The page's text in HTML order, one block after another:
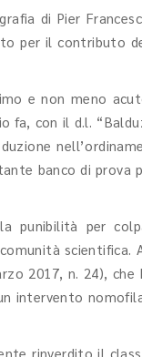
di Pier
per il contributo
e non meno
fa, con il d.l.
banco di prova
punibilità per
2017, n. 24),
intervento
rinverdito il